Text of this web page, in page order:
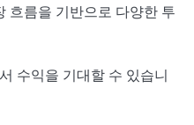
흐름을 기반으로 다양한 투
수익을 기대할 수 있습니